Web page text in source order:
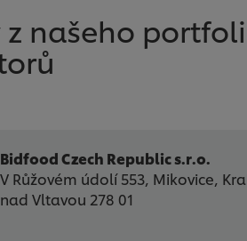
z našeho
Bidfood Czech Republic s.r.o.
V Růžovém údolí 553, Mikovice,
nad Vltavou 278 01